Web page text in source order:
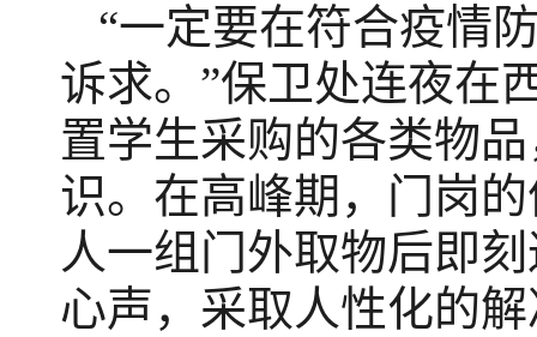
“一定要在符合疫情
诉求。”保卫处连夜在
置学生采购的各类物
识。在高峰期，门岗
人一组门外取物后即
心声，采取人性化的